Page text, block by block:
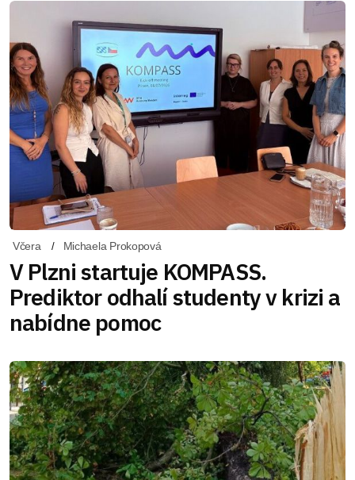
Včera Michaela Prokopová
V Plzni startuje KOMPASS.
Prediktor odhalí studenty v krizi a
nabídne pomoc